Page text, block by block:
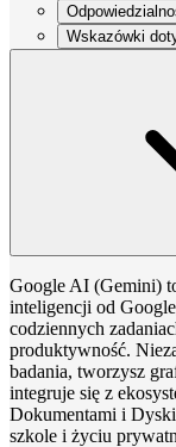
Wskazówki
Google AI (Gemini)
inteligencji od
codziennych
produktywność.
badania, tworzysz
integruje się z
Dokumentami i
szkole i życiu